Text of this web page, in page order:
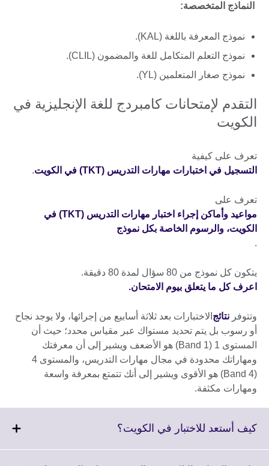
النماذج المتخصصة:
نموذج المعرفة باللغة (KAL).
نموذج التعلم المتكامل للغة والمضمون (CLIL).
نموذج صغار المتعلمين (YL).
التقدم لإمتحانات كامبردج للغة الإنجليزية في
الكويت
تعرف على كيفية
التسجيل في اختبارات مهارات التدريس (TKT) في الكويت
.
تعرف على
مواعيد وأماكن إجراء اختبار مهارات التدريس (TKT) في
الكويت، والرسوم الخاصة بكل نموذج
.
يتكون كل نموذج من 80 سؤال لمدة 80 دقيقة.
اعرف كل ما يتعلق بيوم الامتحان.
وتتوفر نتائج الاختبارات بعد ثلاثة أسابيع من إجرائها، ولا يوجد نجاح
أو رسوب بل يتم تحديد مستواك عبر مقياس محدد؛ حيث أن
المستوى 1 (Band 1) هو الأضعف ويشير إلى أن معرفتك
ومهاراتك محدودة في مجال مهارات التدريس، والمستوى 4
(Band 4) هو الأقوى ويشير إلى أنك تتمتع بمعرفة واسعة
ومهارات مكثفة.
كيف أستعد للاختبار في الكويت؟